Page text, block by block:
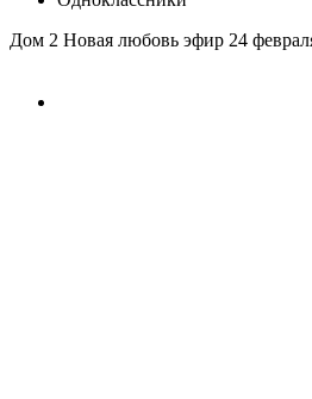
Дом 2 Новая любовь эфир 24